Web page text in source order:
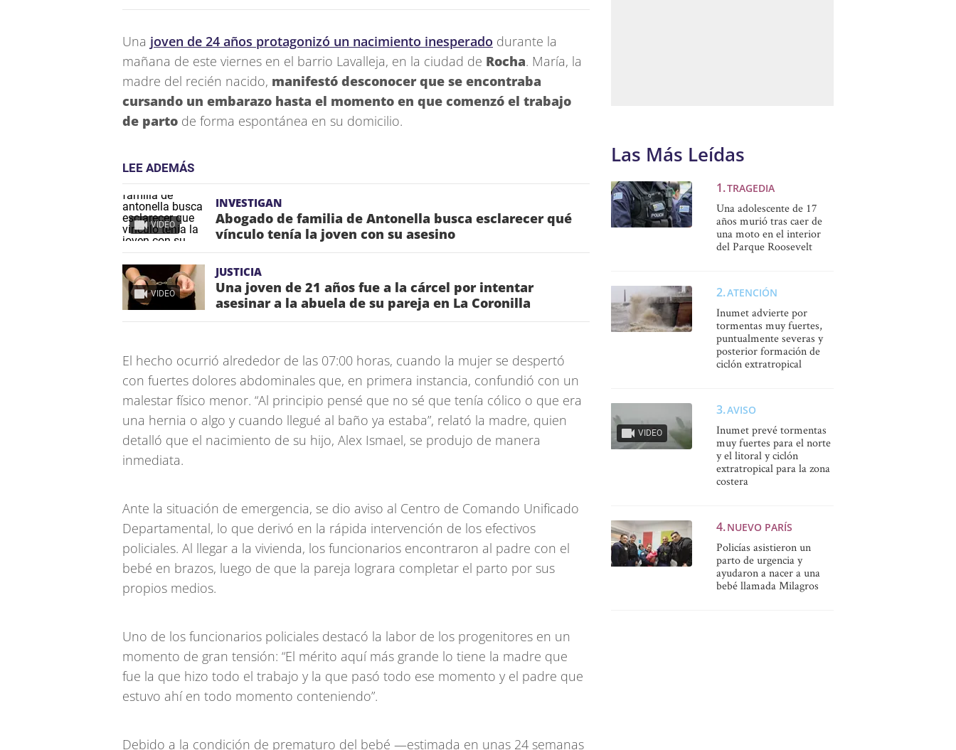
Una joven de 24 años protagonizó un nacimiento inesperado durante la
mañana de este viernes en el barrio Lavalleja, en la ciudad de Rocha. María, la
madre del recién nacido, manifestó desconocer que se encontraba
cursando un embarazo hasta el momento en que comenzó el trabajo
de parto de forma espontánea en su domicilio.
LEE ADEMÁS
VIDEO
INVESTIGAN
Abogado de familia de Antonella busca esclarecer qué
vínculo tenía la joven con su asesino
VIDEO
JUSTICIA
Una joven de 21 años fue a la cárcel por intentar
asesinar a la abuela de su pareja en La Coronilla
El hecho ocurrió alrededor de las 07:00 horas, cuando la mujer se despertó
con fuertes dolores abdominales que, en primera instancia, confundió con un
malestar físico menor. “Al principio pensé que no sé que tenía cólico o que era
una hernia o algo y cuando llegué al baño ya estaba”, relató la madre, quien
detalló que el nacimiento de su hijo, Alex Ismael, se produjo de manera
inmediata.
Ante la situación de emergencia, se dio aviso al Centro de Comando Unificado
Departamental, lo que derivó en la rápida intervención de los efectivos
policiales. Al llegar a la vivienda, los funcionarios encontraron al padre con el
bebé en brazos, luego de que la pareja lograra completar el parto por sus
propios medios.
Uno de los funcionarios policiales destacó la labor de los progenitores en un
momento de gran tensión: “El mérito aquí más grande lo tiene la madre que
fue la que hizo todo el trabajo y la que pasó todo ese momento y el padre que
estuvo ahí en todo momento conteniendo”.
Debido a la condición de prematuro del bebé —estimada en unas 24 semanas
Las Más Leídas
TRAGEDIA
Una adolescente de 17
años murió tras caer de
una moto en el interior
del Parque Roosevelt
ATENCIÓN
Inumet advierte por
tormentas muy fuertes,
puntualmente severas y
posterior formación de
ciclón extratropical
VIDEO
AVISO
Inumet prevé tormentas
muy fuertes para el norte
y el litoral y ciclón
extratropical para la zona
costera
NUEVO PARÍS
Policías asistieron un
parto de urgencia y
ayudaron a nacer a una
bebé llamada Milagros